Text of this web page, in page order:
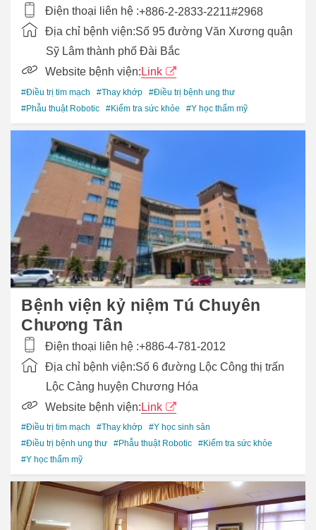
Điện thoại liên hệ :+886-2-2833-2211#2968
Địa chỉ bệnh viện:Số 95 đường Văn Xương quận
Sỹ Lâm thành phố Đài Bắc
Website bệnh viện: Link
#Điều trị tim mạch #Thay khớp
#Điều trị bệnh ung thư
#Phẫu thuật Robotic
#Kiểm tra sức khỏe #Y học thẩm mỹ
Bệnh viện kỷ niệm Tú Chuyên
Chương Tân
Điện thoại liên hệ :+886-4-781-2012
Địa chỉ bệnh viện:Số 6 đường Lộc Công thị trấn
Lộc Cảng huyện Chương Hóa
Website bệnh viện: Link
#Điều trị tim mạch #Thay khớp
#Y học sinh sản
#Điều trị bệnh ung thư
#Phẫu thuật Robotic
#Kiểm tra sức khỏe
#Y học thẩm mỹ